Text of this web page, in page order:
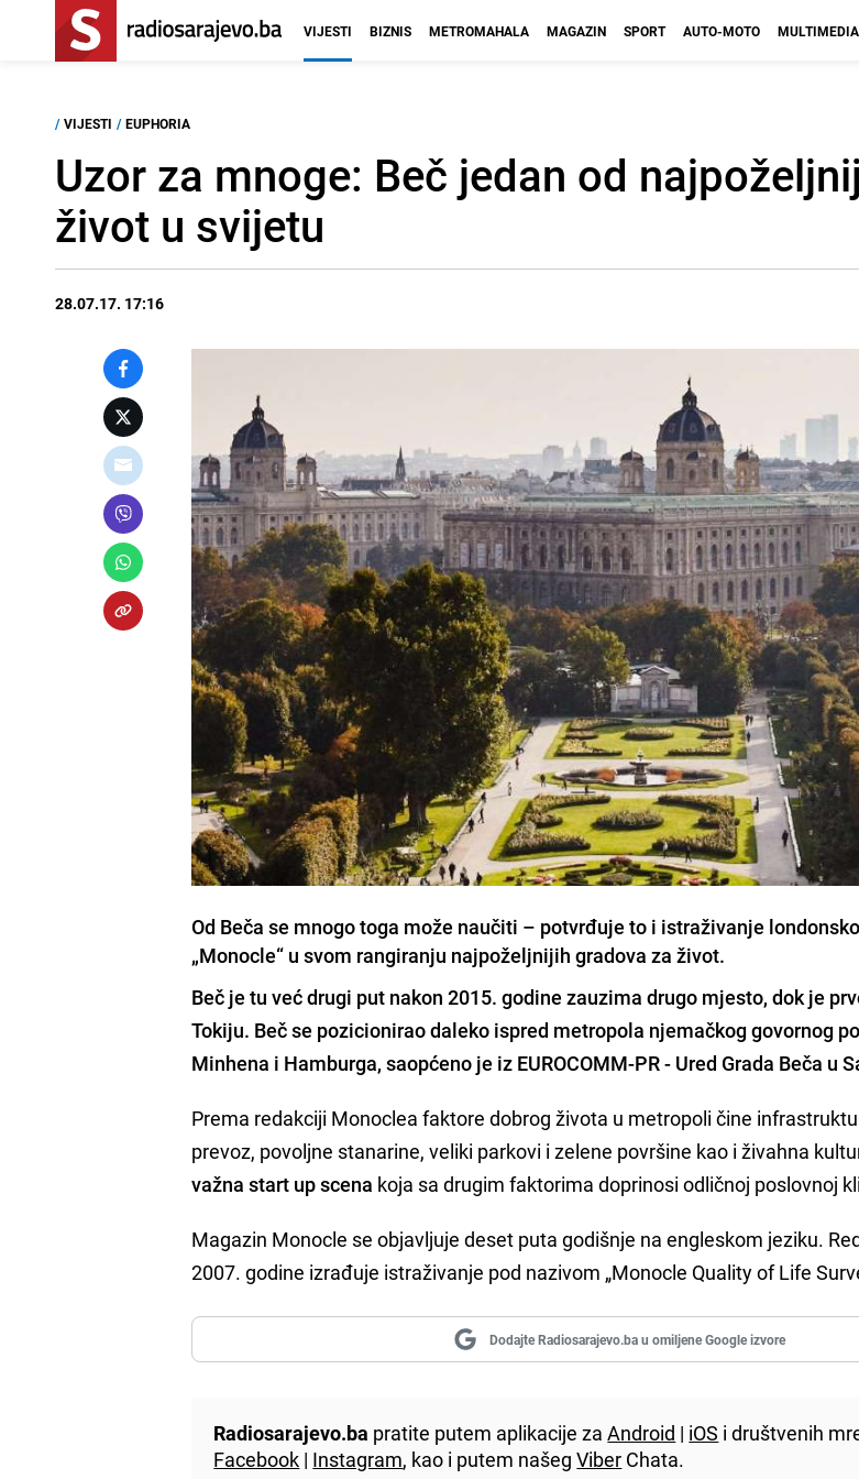
VIJESTI BIZNIS METROMAHALA MAGAZIN SPORT AUTO-MOTO MULTIMEDIA
/ VIJESTI / EUPHORIA
Uzor za mnoge: Beč jedan od
život u svijetu
28.07.17. 17:16
Od Beča se mnogo toga može naučiti – potvrđuje to i istraživanje
„Monocle“ u svom rangiranju najpoželjnijih gradova za život.
Beč je tuveć drugi put nakon 2015. godine zauzima drugo mjesto, dok je
Tokiju. Beč se pozicionirao daleko ispred metropola njemačkog govornog
Minhena i Hamburga, saopćeno je iz EUROCOMM-PR - Ured Grada Beča u
Prema redakciji Monoclea faktore dobrog života u metropoli čine
prevoz, povoljne stanarine, veliki parkovi i zelene površine kao i živahna
važna start up scena koja sa drugim faktorima doprinosi odličnoj poslovnoj
Magazin Monocle se objavljuje deset puta godišnje na engleskom jeziku.
2007. godine izrađuje istraživanje pod nazivom „Monocle Quality of Life
Dodajte Radiosarajevo.ba u omiljene Google izvore
Radiosarajevo.ba pratite putem aplikacije zaAndroid | iOS i društvenih
Facebook | Instagram, kao i putem našegViber Chata.